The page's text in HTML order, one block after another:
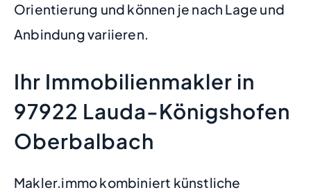
Orientierung und können je nach Lage und
Anbindung variieren.
Ihr Immobilienmakler in
97922 Lauda-Königshofen
Oberbalbach
Makler.immo kombiniert künstliche